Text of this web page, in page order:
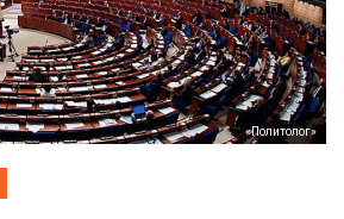
«Политолог»